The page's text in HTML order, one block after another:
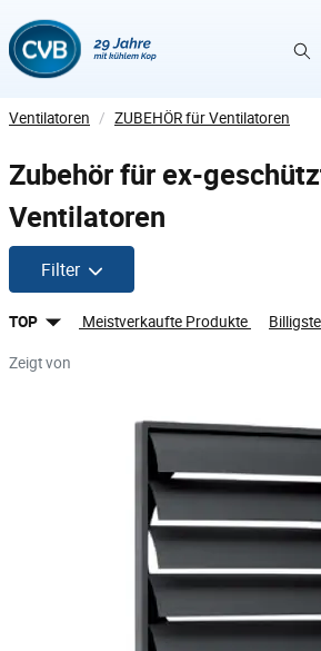
Ventilatoren / ZUBEHÖR für Ventilatoren
Zubehör für ex-
Ventilatoren
Filter
TOP Meistverkaufte Produkte Billigste
Zeigt von